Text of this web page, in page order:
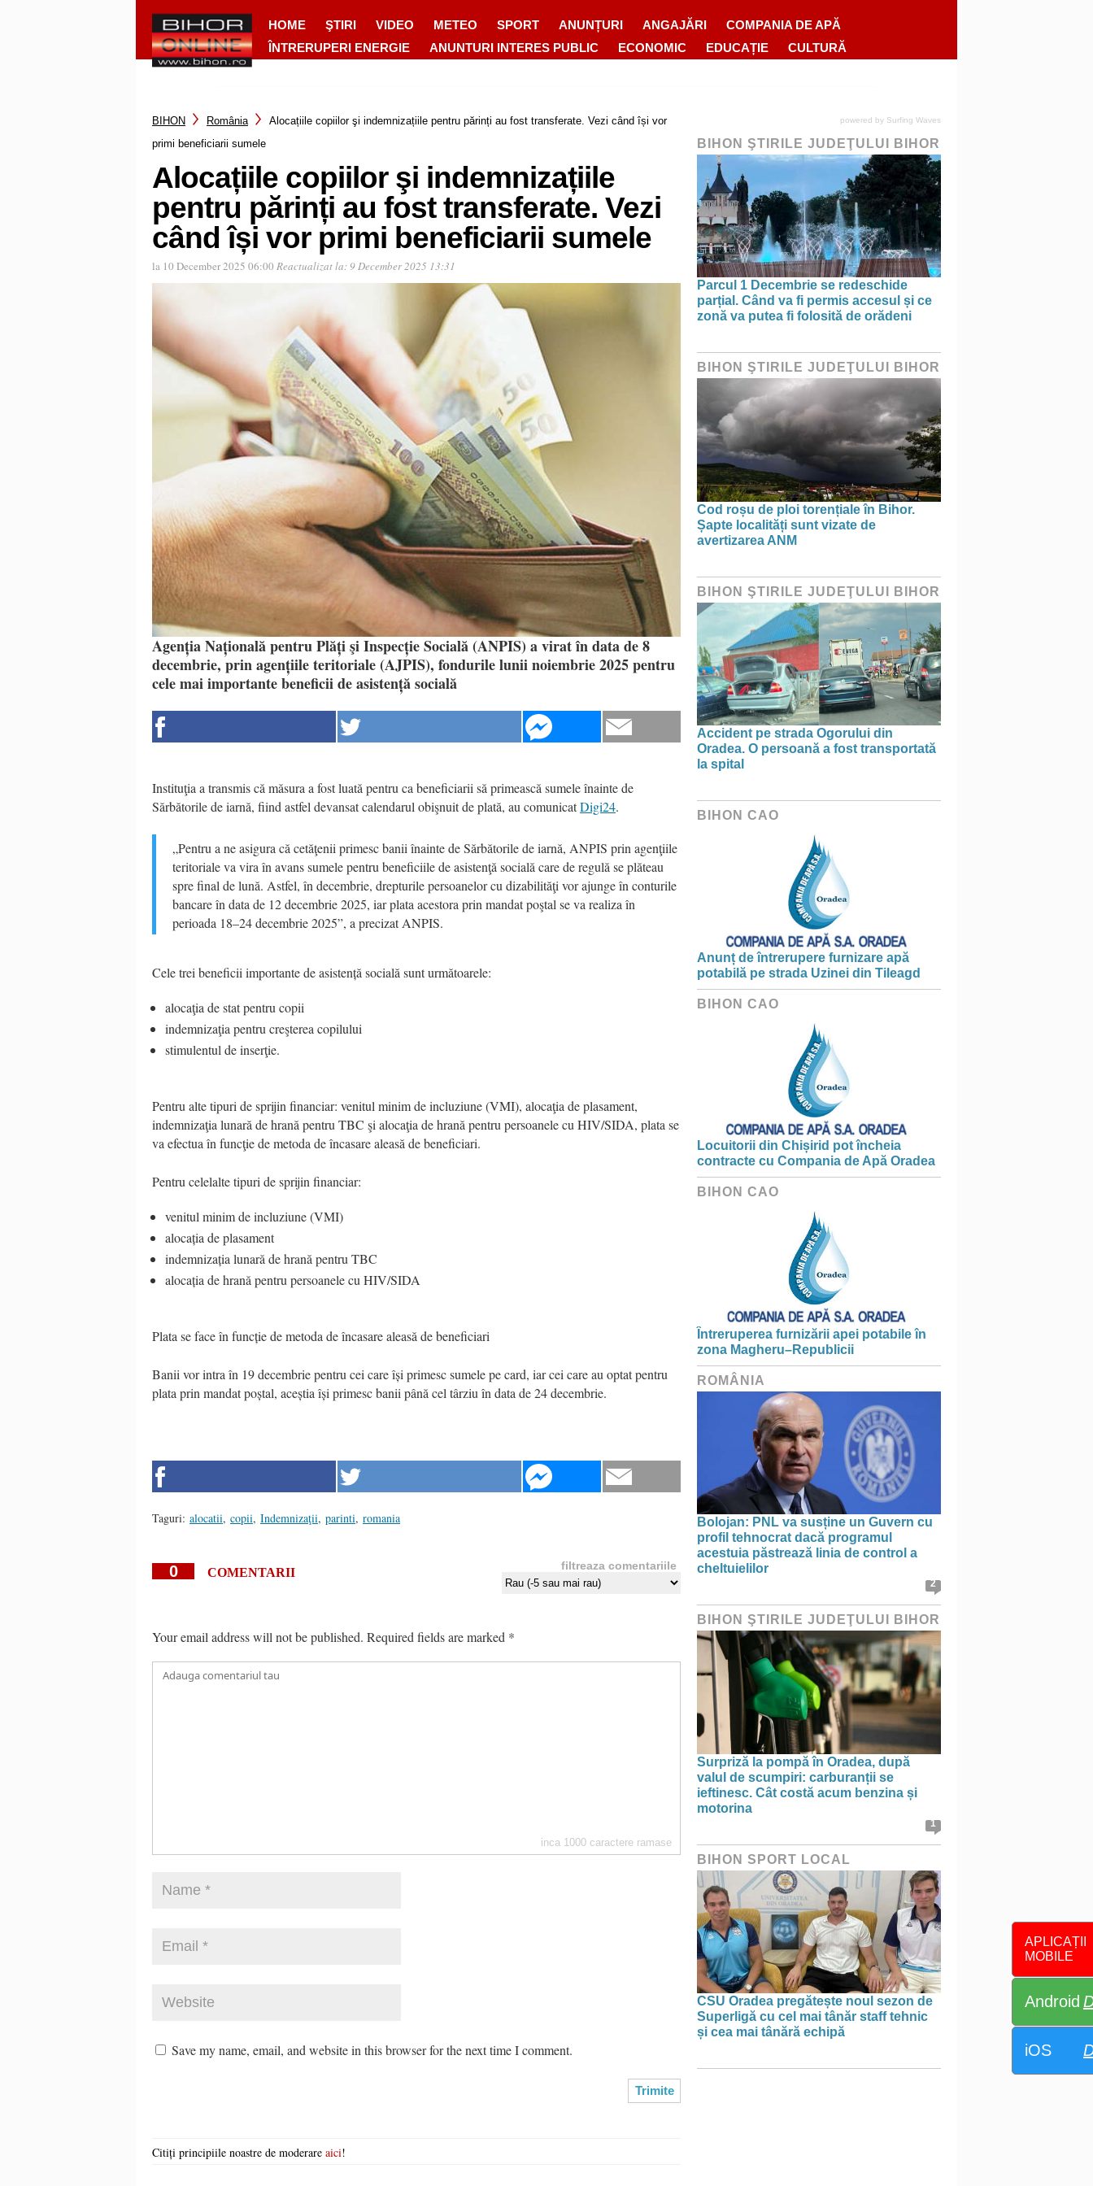
HOME ŞTIRI VIDEO METEO SPORT ANUNȚURI ANGAJĂRI
COMPANIA DE APĂ
ÎNTRERUPERI ENERGIE
ANUNTURI INTERES PUBLIC ECONOMIC EDUCAȚIE CULTURĂ
APLICAȚII
MOBILE
Android
iOS
BIHON România
Alocațiile copiilor şi indemnizațiile pentru părinți au fost transferate. Vezi când își vor
primi beneficiarii sumele
Alocațiile copiilor şi indemnizațiile
pentru părinți au fost transferate. Vezi
când își vor primi beneficiarii sumele
la 10 December 2025 06:00 Reactualizat la: 9 December 2025 13:31
Agenția Națională pentru Plăți şi Inspecție Socială (ANPIS) a virat în data de 8
decembrie, prin agențiile teritoriale (AJPIS), fondurile lunii noiembrie 2025 pentru
cele mai importante beneficii de asistență socială
Instituţia a transmis că măsura a fost luată pentru ca beneficiarii să primească sumele înainte de
Sărbătorile de iarnă, fiind astfel devansat calendarul obişnuit de plată, au comunicatDigi24.
„Pentru a ne asigura că cetăţenii primesc banii înainte de Sărbătorile de iarnă, ANPIS prin agenţiile
teritoriale va vira în avans sumele pentru beneficiile de asistenţă socială care de regulă se plăteau
spre final de lună. Astfel, în decembrie, drepturile persoanelor cu dizabilităţi vor ajunge în conturile
bancare în data de 12 decembrie 2025, iar plata acestora prin mandat poştal se va realiza în
perioada 18–24 decembrie 2025”, a precizat ANPIS.
Cele trei beneficii importante de asistență socială sunt următoarele:
alocaţia de stat pentru copii
indemnizaţia pentru creşterea copilului
stimulentul de inserţie.
Pentru alte tipuri de sprijin financiar: venitul minim de incluziune (VMI), alocaţia de plasament,
indemnizaţia lunară de hrană pentru TBC şi alocaţia de hrană pentru persoanele cu HIV/SIDA, plata se
va efectua în funcţie de metoda de încasare aleasă de beneficiari.
Pentru celelalte tipuri de sprijin financiar:
venitul minim de incluziune (VMI)
alocația de plasament
indemnizația lunară de hrană pentru TBC
alocația de hrană pentru persoanele cu HIV/SIDA
Plata sefaceîn funcțiedemetoda deîncasarealeasă de beneficiari
Banii vor intra în 19 decembrie pentru cei care își primesc sumele pe card, iar cei care au optat pentru
plata prin mandat poștal, aceștia își primesc banii până cel târziu în data de 24 decembrie.
Taguri: alocatii, copii, Indemnizaţii, parinti, romania
0 COMENTARII filtreaza comentariile
Your email address will not be published. Required fields are marked *
inca 1000 caractere ramase
Save my name, email, and website in this browser for the next time I comment.
Citiți principiile noastre de moderare aici!
powered by Surfing Waves
BIHON ŞTIRILE JUDEŢULUI BIHOR
Parcul 1 Decembrie se redeschide
parțial. Când va fi permis accesul și ce
zonă va putea fi folosită de orădeni
BIHON ŞTIRILE JUDEŢULUI BIHOR
Cod roșu de ploi torențiale în Bihor.
Șapte localități sunt vizate de
avertizarea ANM
BIHON ŞTIRILE JUDEŢULUI BIHOR
Accident pe strada Ogorului din
Oradea. O persoană a fost transportată
la spital
BIHON CAO
Anunț de întrerupere furnizare apă
potabilă pe strada Uzinei din Tileagd
BIHON CAO
Locuitorii din Chișirid pot încheia
contracte cu Compania de Apă Oradea
BIHON CAO
Întreruperea furnizării apei potabile în
zona Magheru–Republicii
ROMÂNIA
Bolojan: PNL va susține un Guvern cu
profil tehnocrat dacă programul
acestuia păstrează linia de control a
cheltuielilor
2
BIHON ŞTIRILE JUDEŢULUI BIHOR
Surpriză la pompă în Oradea, după
valul de scumpiri: carburanții se
ieftinesc. Cât costă acum benzina și
motorina
1
BIHON SPORT LOCAL
CSU Oradea pregătește noul sezon de
Superligă cu cel mai tânăr staff tehnic
și cea mai tânără echipă